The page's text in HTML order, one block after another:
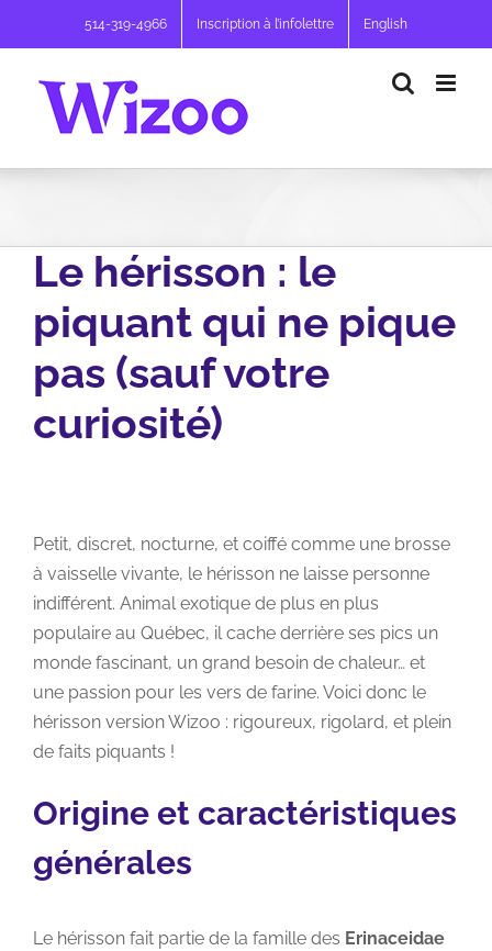
au
514-319-4966 Inscription à l’infolettre English
Le hérisson : le
piquant qui ne pique
pas (sauf votre
curiosité)
Petit, discret, nocturne, et coiffé comme une brosse
à vaisselle vivante, le hérisson ne laisse personne
indifférent. Animal exotique de plus en plus
populaire au Québec, il cache derrière ses pics un
monde fascinant, un grand besoin de chaleur… et
une passion pour les vers de farine. Voici donc le
hérisson version Wizoo : rigoureux, rigolard, et plein
de faits piquants !
Origine et caractéristiques
générales
Le hérisson fait partie de la famille des Erinaceidae